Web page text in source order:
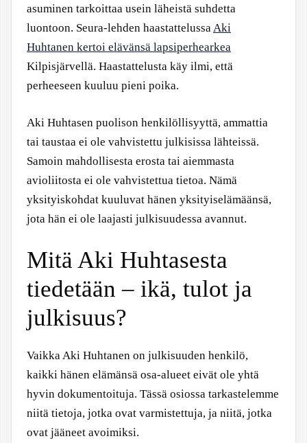
asuminen tarkoittaa usein läheistä suhdetta
luontoon. Seura-lehden haastattelussaAki
Huhtanen kertoi elävänsä lapsiperhearkea
Kilpisjärvellä. Haastattelusta käy ilmi, että
perheeseen kuuluu pieni poika.
Aki Huhtasen puolison henkilöllisyyttä, ammattia
tai taustaa ei ole vahvistettu julkisissa lähteissä.
Samoin mahdollisesta erosta tai aiemmasta
avioliitosta ei ole vahvistettua tietoa. Nämä
yksityiskohdat kuuluvat hänen yksityiselämäänsä,
jota hän ei ole laajasti julkisuudessa avannut.
Mitä Aki Huhtasesta
tiedetään – ikä, tulot ja
julkisuus?
Vaikka Aki Huhtanen on julkisuuden henkilö,
kaikki hänen elämänsä osa-alueet eivät ole yhtä
hyvin dokumentoituja. Tässä osiossa tarkastelemme
niitä tietoja, jotka ovat varmistettuja, ja niitä, jotka
ovat jääneet avoimiksi.